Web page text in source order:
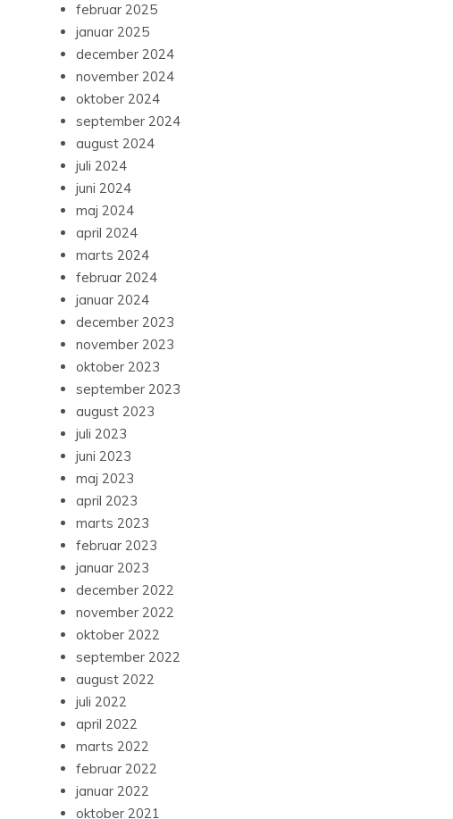
februar 2025
januar 2025
december 2024
november 2024
oktober 2024
september 2024
august 2024
juli 2024
juni 2024
maj 2024
april 2024
marts 2024
februar 2024
januar 2024
december 2023
november 2023
oktober 2023
september 2023
august 2023
juli 2023
juni 2023
maj 2023
april 2023
marts 2023
februar 2023
januar 2023
december 2022
november 2022
oktober 2022
september 2022
august 2022
juli 2022
april 2022
marts 2022
februar 2022
januar 2022
oktober 2021